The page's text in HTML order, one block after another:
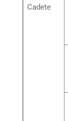
Cadete